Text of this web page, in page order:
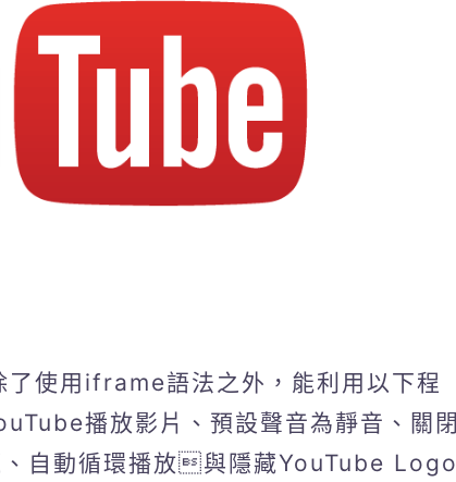
使用iframe語法之外，能利用以下程
播放影片、預設聲音為靜音、關閉
、自動循環播放與隱藏YouTube Logo